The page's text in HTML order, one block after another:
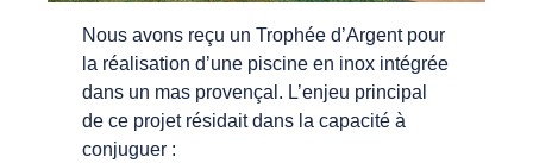
Nous avons reçu un Trophée d’Argent pour
la réalisation d’une piscine en inox intégrée
dans un mas provençal. L’enjeu principal
de ce projet résidait dans la capacité à
conjuguer :